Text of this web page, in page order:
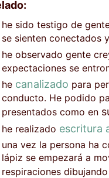
he sido testigo de
se sienten conectados
he observado gente
expectaciones se
he canalizado para
conducto. He podido
presentados como en
he realizado escritura
una vez la persona ha
lápiz se empezará a
respiraciones